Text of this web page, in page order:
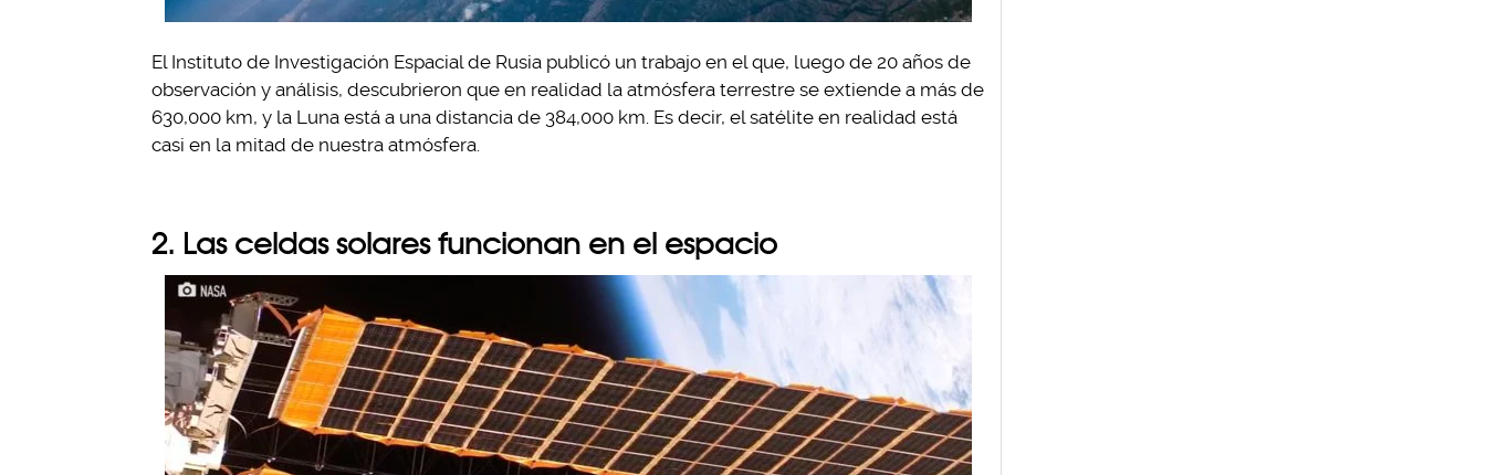
El Instituto de Investigación Espacial de Rusia publicó un trabajo en el que, luego de 20 años de
observación y análisis, descubrieron que en realidad la atmósfera terrestre se extiende a más de
630,000 km, y la Luna está a una distancia de 384,000 km. Es decir, el satélite en realidad está
casi en la mitad de nuestra atmósfera.
2. Las celdas solares funcionan en el espacio